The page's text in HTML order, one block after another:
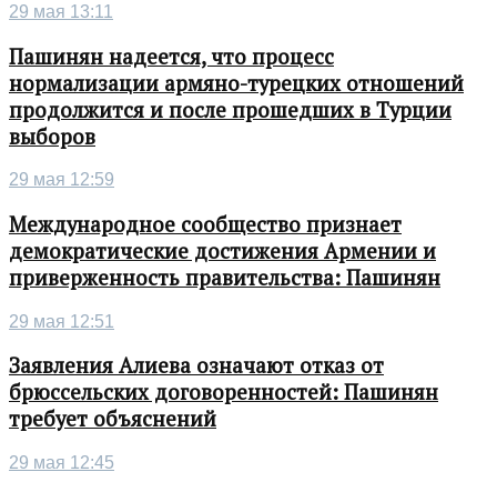
29 мая 13:11
Пашинян надеется, что процесс
нормализации армяно-турецких отношений
продолжится и после прошедших в Турции
выборов
29 мая 12:59
Международное сообщество признает
демократические достижения Армении и
приверженность правительства: Пашинян
29 мая 12:51
Заявления Алиева означают отказ от
брюссельских договоренностей: Пашинян
требует объяснений
29 мая 12:45